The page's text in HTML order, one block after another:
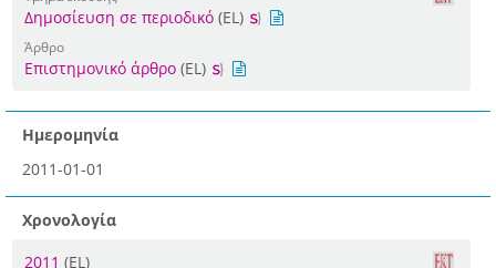
Δημοσίευση σε περιοδικό (EL)
Άρθρο
Επιστημονικό άρθρο (EL)
Ημερομηνία
2011-01-01
Χρονολογία
2011 (EL)